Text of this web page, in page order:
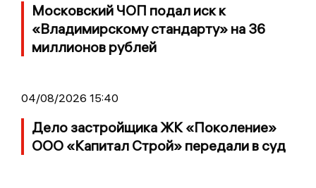
Московский ЧОП подал иск к
«Владимирскому стандарту» на 36
миллионов рублей
04/08/2026 15:40
Дело застройщика ЖК «Поколение»
ООО «Капитал Строй» передали в суд